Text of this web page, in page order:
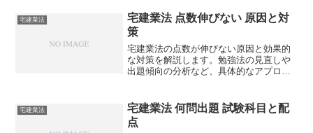
宅建業法
宅建業法 点数伸びない 原因と対
策
宅建業法の点数が伸びない原因と効果的
な対策を解説します。勉強法の見直しや
出題傾向の分析など、具体的なアプロー
宅建業法
宅建業法 何問出題 試験科目と配
点